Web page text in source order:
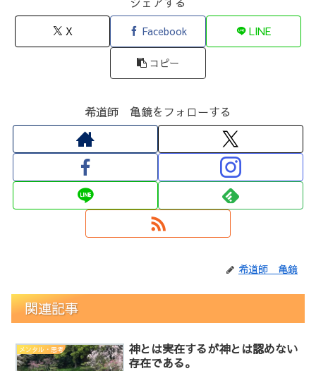
X Facebook LINE
コピー
希道師 亀鏡をフォローする
希道師 亀鏡
関連記事
メンタル・思考
神とは実在するが神とは認めない
存在である。